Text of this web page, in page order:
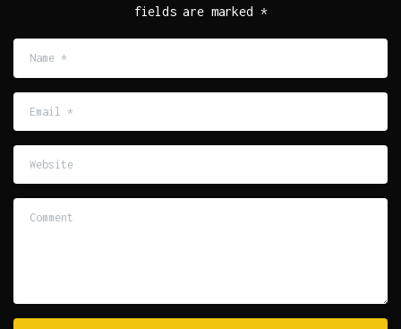
fields are marked *
*
Website